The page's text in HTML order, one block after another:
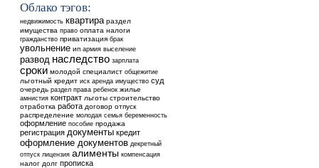
Облако тэгов:
недвижимость квартира раздел
имущества право оплата налоги
гражданство приватизация брак
увольнение ип армия выселение
развод наследство зарплата
сроки молодой специалист общежитие
льготный кредит иск аренда имущество суд
очередь раздел права ребенок жилье
амнистия контракт льготы строительство
отработка работа договор отпуск
распределение молодая семья беременность
оформление пособие продажа
регистрация документы кредит
оформление документов декретный
отпуск лицензия алименты компенсация
налог долг прописка